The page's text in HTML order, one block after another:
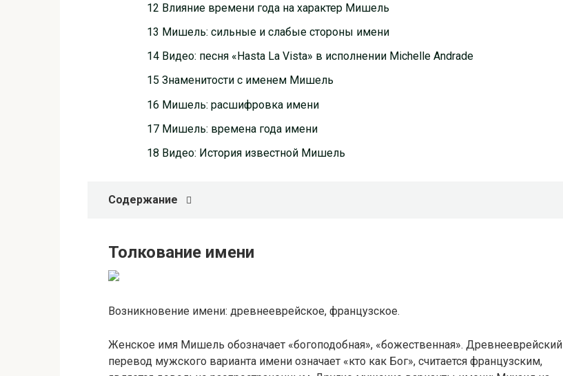
12 Влияние времени года на характер Мишель
13 Мишель: сильные и слабые стороны имени
14 Видео: песня «Hasta La Vista» в исполнении Michelle Andrade
15 Знаменитости с именем Мишель
16 Мишель: расшифровка имени
17 Мишель: времена года имени
18 Видео: История известной Мишель
Содержание
Толкование имени
Возникновение имени: древнееврейское, французское.
Женское имя Мишель обозначает «богоподобная», «божественная». Древнееврейский
перевод мужского варианта имени означает «кто как Бог», считается французским,